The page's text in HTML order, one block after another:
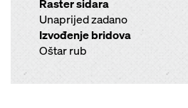
Raster sidara
Unaprijed zadano
Izvođenje bridova
Oštar rub